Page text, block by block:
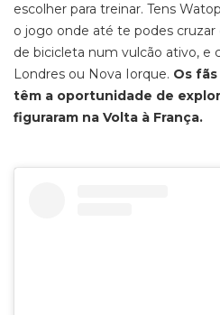
escolher para treinar. Tens
o jogo onde até te podes cruzar
de bicicleta num vulcão ativo, e
Londres ou Nova Iorque. Os
têm a oportunidade de
figuraram na Volta à França.